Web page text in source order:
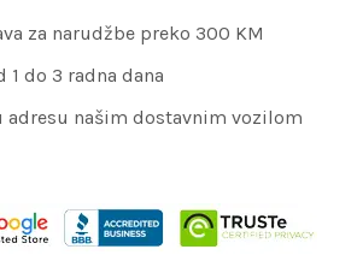
za narudžbe preko 300 KM
1 do 3 radna dana
adresu našim dostavnim vozilom